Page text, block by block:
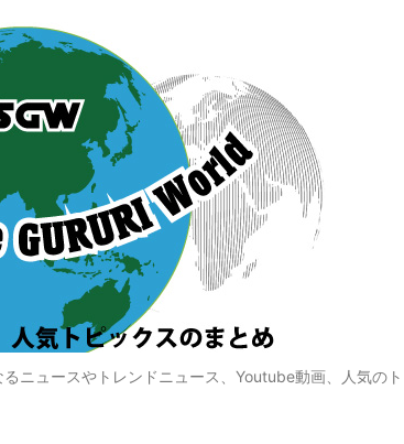
ニュースやトレンドニュース、Youtube動画、人気の